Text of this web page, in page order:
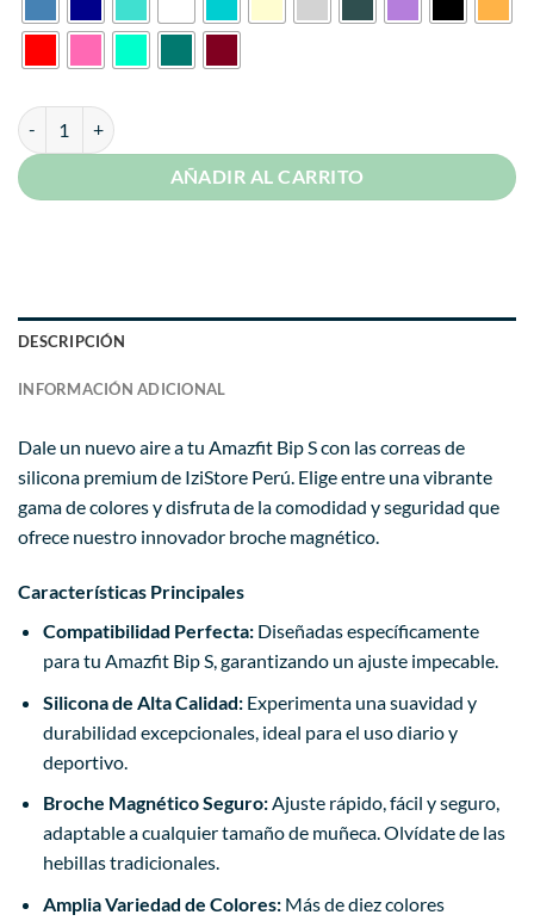
S/ 39.99.S/ 24.99.
Correa Para Amazfit Bip S Broche Magnético cantidad
AÑADIR AL CARRITO
DESCRIPCIÓN
INFORMACIÓN ADICIONAL
Dale un nuevo aire a tu Amazfit Bip S con las correas de
silicona premium de IziStore Perú. Elige entre una vibrante
gama de colores y disfruta de la comodidad y seguridad que
ofrece nuestro innovador broche magnético.
Características Principales
Compatibilidad Perfecta:Diseñadas específicamente
para tu Amazfit Bip S, garantizando un ajuste impecable.
Silicona de Alta Calidad:Experimenta una suavidad y
durabilidad excepcionales, ideal para el uso diario y
deportivo.
Broche Magnético Seguro:Ajuste rápido, fácil y seguro,
adaptable a cualquier tamaño de muñeca. Olvídate de las
hebillas tradicionales.
Amplia Variedad de Colores:Más de diez colores